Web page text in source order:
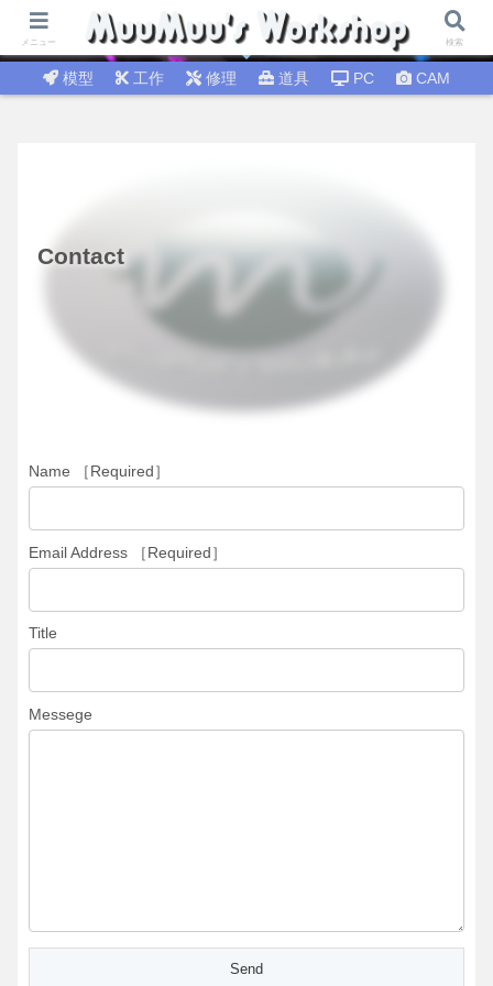
試行錯誤│DIY工作 🛠 DIY修理│温故知新
模型 工作 修理 道具 PC CAM
Contact
Name ［Required］
Email Address ［Required］
Title
Messege
メニュー 検索